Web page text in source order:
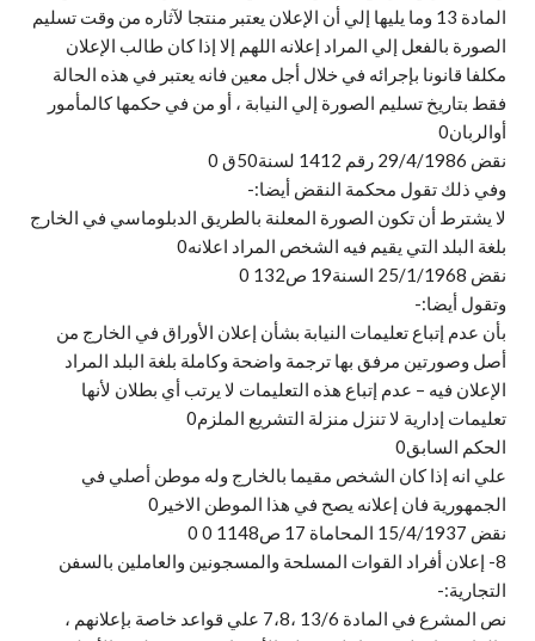
المادة 13 وما يليها إلي أن الإعلان يعتبر منتجا لآثاره من وقت تسليم
الصورة بالفعل إلي المراد إعلانه اللهم إلا إذا كان طالب الإعلان
مكلفا قانونا بإجرائه في خلال أجل معين فانه يعتبر في هذه الحالة
فقط بتاريخ تسليم الصورة إلي النيابة ، أو من في حكمها كالمأمور
أوالربان0
نقض 29/4/1986 رقم 1412 لسنة50ق 0
وفي ذلك تقول محكمة النقض أيضا:-
لا يشترط أن تكون الصورة المعلنة بالطريق الدبلوماسي في الخارج
بلغة البلد التي يقيم فيه الشخص المراد اعلانه0
نقض 25/1/1968 السنة19 ص132 0
وتقول أيضا:-
بأن عدم إتباع تعليمات النيابة بشأن إعلان الأوراق في الخارج من
أصل وصورتين مرفق بها ترجمة واضحة وكاملة بلغة البلد المراد
الإعلان فيه – عدم إتباع هذه التعليمات لا يرتب أي بطلان لأنها
تعليمات إدارية لا تنزل منزلة التشريع الملزم0
الحكم السابق0
علي انه إذا كان الشخص مقيما بالخارج وله موطن أصلي في
الجمهورية فان إعلانه يصح في هذا الموطن الاخير0
نقض 15/4/1937 المحاماة 17 ص1148 0 0
8- إعلان أفراد القوات المسلحة والمسجونين والعاملين بالسفن
التجارية:-
نص المشرع في المادة 13/6 ،7،8 علي قواعد خاصة بإعلانهم ،